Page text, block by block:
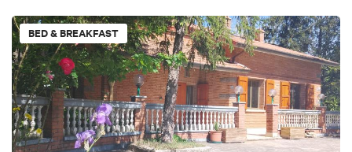
BED & BREAKFAST